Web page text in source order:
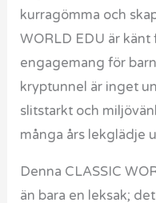
kurragömma och
WORLD EDU är
engagemang för
kryptunnel är inget
slitstarkt och
många års lekglädje
Denna CLASSIC
än bara en leksak;